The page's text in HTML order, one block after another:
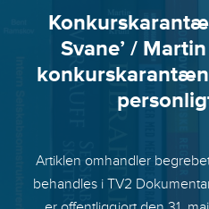
Svane’ /
Artiklen omhandler
behandles i TV2